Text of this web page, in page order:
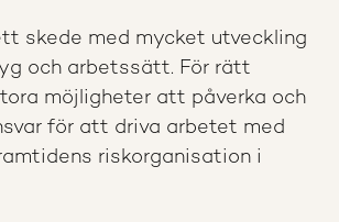
skede med mycket utveckling
och arbetssätt. För rätt
möjligheter att påverka och
för att driva arbetet med
riskorganisation i